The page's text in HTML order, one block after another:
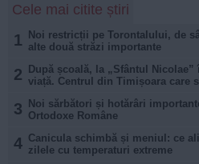
Cele mai citite știri
1
Noi restricții pe Torontalului, de
alte două străzi importante
2
După școală, la „Sfântul
viață. Centrul din Timișoara care
3
Noi sărbători și hotărâri
Ortodoxe Române
4 Canicula schimbă și meniul: ce
zilele cu temperaturi extreme